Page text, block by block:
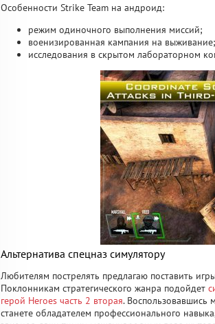
Особенности Strike Team на андроид:
режим одиночного выполнения миссий;
военизированная кампания на выживание;
исследования в скрытом лабораторном
Альтернатива спецназ симулятору
Любителям пострелять предлагаю поставить
Поклонникам стратегического жанра подойдет
герой Heroes часть 2 вторая. Воспользовавшись
станете обладателем профессионального